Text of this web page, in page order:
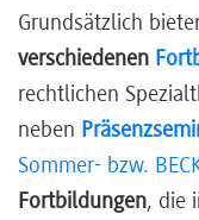
Grundsätzlich
verschiedenen
rechtlichen
neben
Sommer- bzw.
Fortbildungen, die